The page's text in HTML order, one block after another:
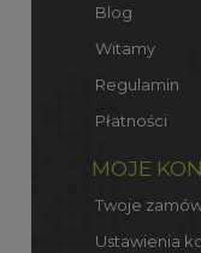
Blog
Witamy
Regulamin
Płatności
MOJE
Twoje
Ustawienia